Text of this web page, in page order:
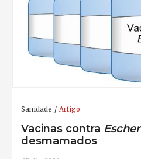
Sanidade Artigo
Vacinas contra
desmamados